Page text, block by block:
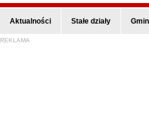
Aktualności Stałe działy
REKLAMA